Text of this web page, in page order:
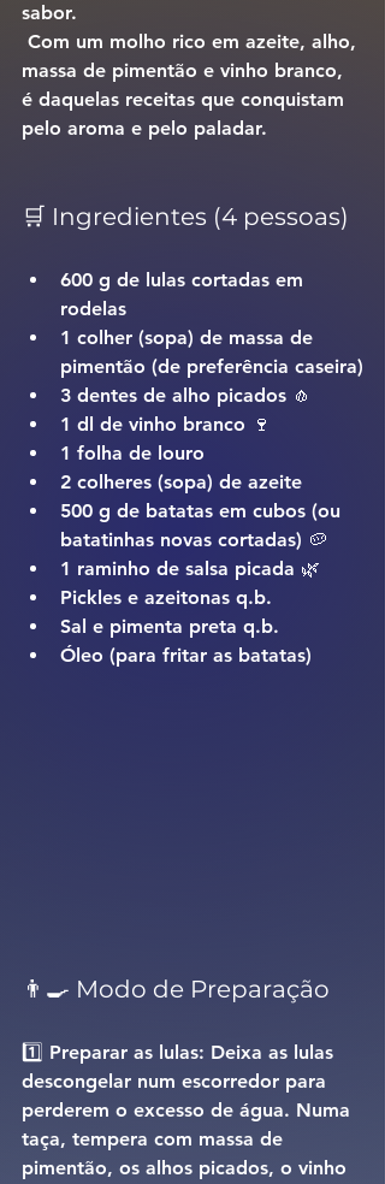
sabor.
massa de pimentão e vinho branco,
é daquelas receitas que conquistam
pelo aroma e pelo paladar.
🛒 Ingredientes (4 pessoas)
600 g de lulas cortadas em
rodelas
1 colher (sopa) de massa de
pimentão (de preferência caseira)
3 dentes de alho picados 🧄
1 dl de vinho branco 🍷
1 folha de louro
2 colheres (sopa) de azeite
500 g de batatas em cubos (ou
batatinhas novas cortadas) 🥔
1 raminho de salsa picada 🌿
Pickles e azeitonas q.b.
Sal e pimenta preta q.b.
Óleo (para fritar as batatas)
👨‍🍳 Modo de Preparação
1️⃣ Preparar as lulas: Deixa as lulas
descongelar num escorredor para
perderem o excesso de água. Numa
taça, tempera com massa de
pimentão, os alhos picados, o vinho